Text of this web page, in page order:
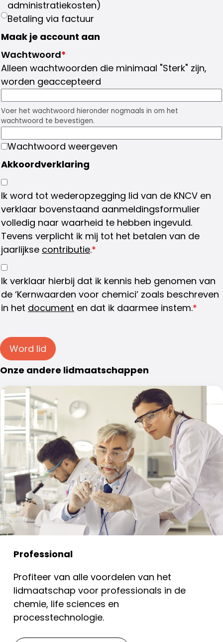
administratiekosten)
Betaling via factuur
Maak je account aan
Wachtwoord*
Alleen wachtwoorden die minimaal "Sterk" zijn,
worden geaccepteerd
Voer het wachtwoord hieronder nogmaals in om het
wachtwoord te bevestigen.
Wachtwoord weergeven
Akkoordverklaring
Ik word tot wederopzegging lid van de KNCV en
verklaar bovenstaand aanmeldingsformulier
volledig naar waarheid te hebben ingevuld.
Tevens verplicht ik mij tot het betalen van de
jaarlijkse contributie.*
Ik verklaar hierbij dat ik kennis heb genomen van
de ‘Kernwaarden voor chemici’ zoals beschreven
in het document en dat ik daarmee instem.*
Word lid
Onze andere lidmaatschappen
Professional
Profiteer van alle voordelen van het
lidmaatschap voor professionals in de
chemie, life sciences en
processtechnologie.